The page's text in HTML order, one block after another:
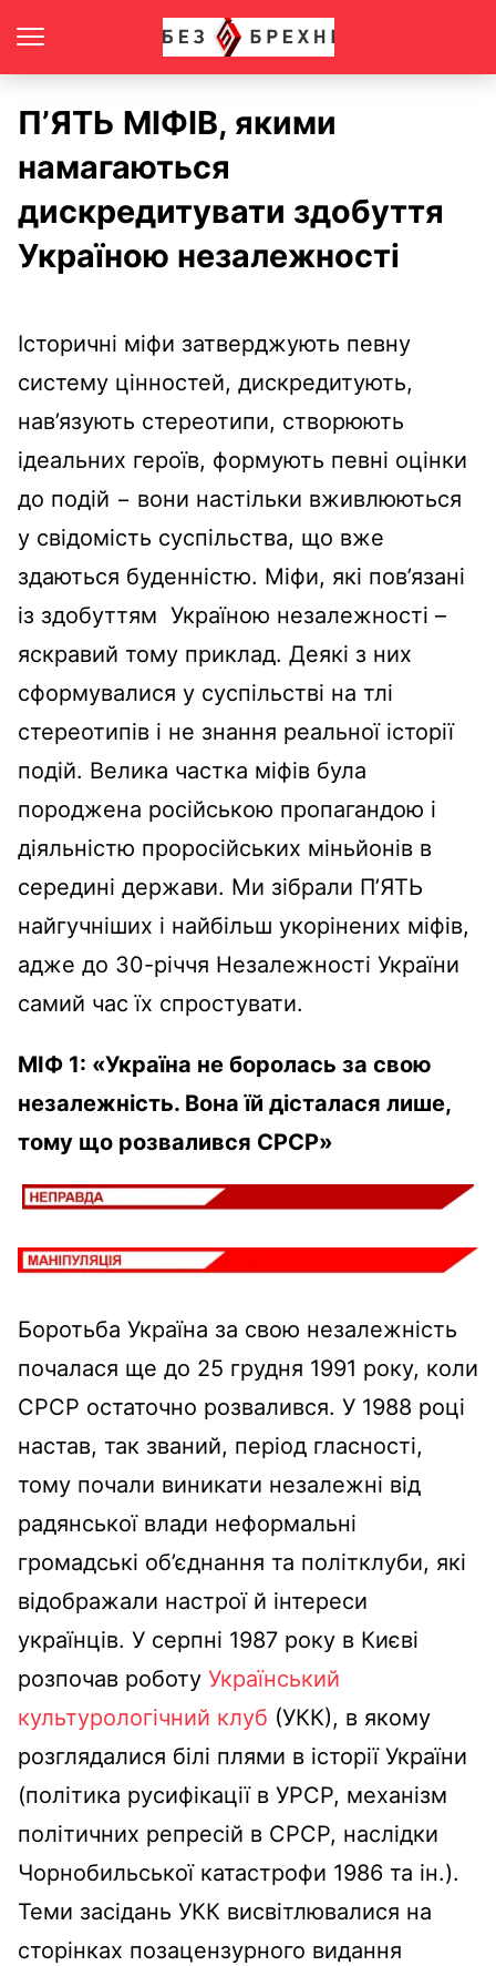
П’ЯТЬ МІФІВ, якими
намагаються
дискредитувати здобуття
Україною незалежності
Історичні міфи затверджують певну
систему цінностей, дискредитують,
нав’язують стереотипи, створюють
ідеальних героїв, формують певні оцінки
до подій − вони настільки вживлюються
у свідомість суспільства, що вже
здаються буденністю. Міфи, які пов’язані
із здобуттям Україною незалежності –
яскравий тому приклад. Деякі з них
сформувалися у суспільстві на тлі
стереотипів і не знання реальної історії
подій. Велика частка міфів була
породжена російською пропагандою і
діяльністю проросійських міньйонів в
середині держави. Ми зібрали П’ЯТЬ
найгучніших і найбільш укорінених міфів,
адже до 30-річчя Незалежності України
самий час їх спростувати.
МІФ 1: «Україна не боролась за свою
незалежність. Вона їй дісталася лише,
тому що розвалився СРСР»
Боротьба Україна за свою незалежність
почалася ще до 25 грудня 1991 року, коли
СРСР остаточно розвалився. У 1988 році
настав, так званий, період гласності,
тому почали виникати незалежні від
радянської влади неформальні
громадські об’єднання та політклуби, які
відображали настрої й інтереси
українців. У серпні 1987 року в Києві
розпочав роботу Український
культурологічний клуб (УКК), в якому
розглядалися білі плями в історії України
(політика русифікації в УРСР, механізм
політичних репресій в СРСР, наслідки
Чорнобильської катастрофи 1986 та ін.).
Теми засідань УКК висвітлювалися на
сторінках позацензурного видання